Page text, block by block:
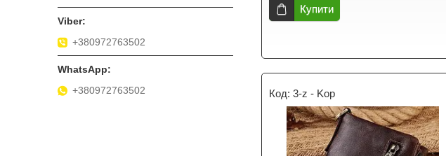
Купити
3-z - Kор
+380972763502
+380972763502